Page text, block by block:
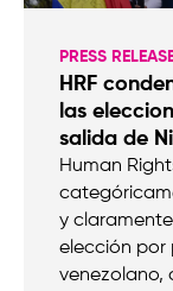
PRESS
HRF
las
salida de
Human
y
elección por
venezolano,